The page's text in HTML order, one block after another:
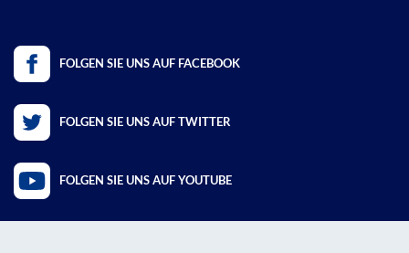
FOLGEN SIE UNS AUF FACEBOOK
FOLGEN SIE UNS AUF TWITTER
FOLGEN SIE UNS AUF YOUTUBE